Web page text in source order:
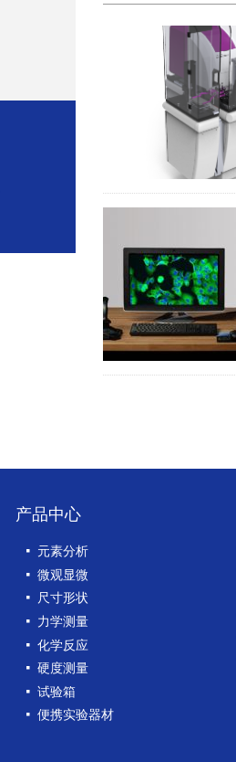
넷 元素分析
넷 微观显微
넷 尺寸形状
넷 力学测量
넷 化学反应
넷 硬度测量
넷 试验箱
넷 便携实验器材
产品中心